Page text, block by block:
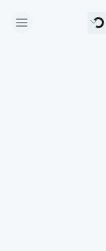
Chargement...